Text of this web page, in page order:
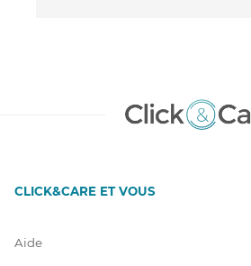
CLICK&CARE ET VOUS
Aide